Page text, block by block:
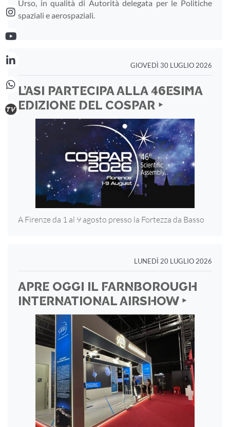
Urso, in qualità di Autorità delegata per le Politiche
spaziali e aerospaziali.
GIOVEDÌ 30 LUGLIO 2026
L’ASI PARTECIPA ALLA 46ESIMA
EDIZIONE DEL COSPAR ‣
A Firenze da 1 al 9 agosto presso la Fortezza da Basso
LUNEDÌ 20 LUGLIO 2026
APRE OGGI IL FARNBOROUGH
INTERNATIONAL AIRSHOW ‣